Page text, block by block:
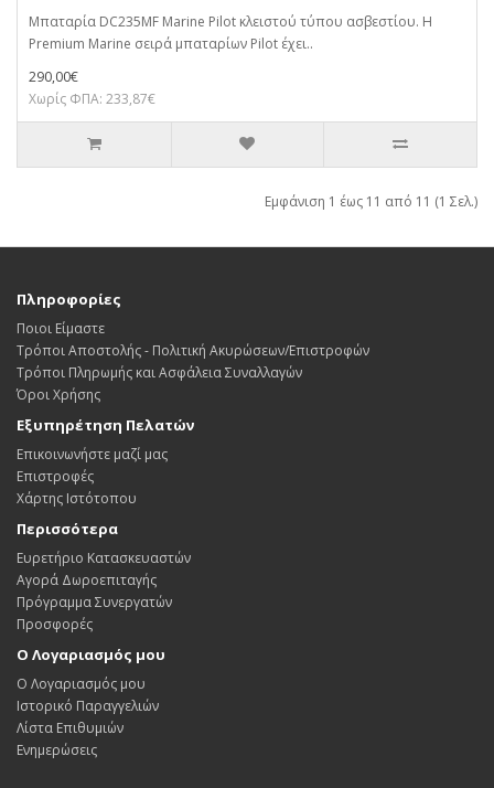
Μπαταρία DC235MF Marine Pilot κλειστού τύπου ασβεστίου. H
Premium Marine σειρά μπαταρίων Pilot έχει..
290,00€
Χωρίς ΦΠΑ: 233,87€
Εμφάνιση 1 έως 11 από 11 (1 Σελ.)
Πληροφορίες
Ποιοι Είμαστε
Τρόποι Αποστολής - Πολιτική Ακυρώσεων/Επιστροφών
Τρόποι Πληρωμής και Ασφάλεια Συναλλαγών
Όροι Χρήσης
Εξυπηρέτηση Πελατών
Επικοινωνήστε μαζί μας
Επιστροφές
Χάρτης Ιστότοπου
Περισσότερα
Ευρετήριο Κατασκευαστών
Αγορά Δωροεπιταγής
Πρόγραμμα Συνεργατών
Προσφορές
Ο Λογαριασμός μου
Ο Λογαριασμός μου
Ιστορικό Παραγγελιών
Λίστα Επιθυμιών
Ενημερώσεις